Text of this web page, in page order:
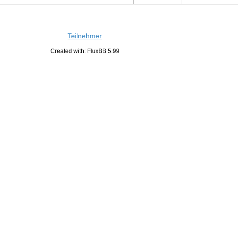
Teilnehmer
Created with: FluxBB 5.99